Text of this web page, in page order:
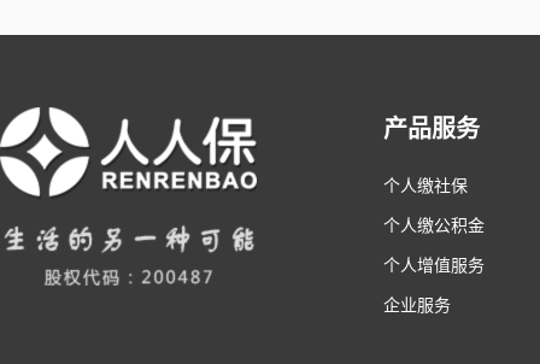
产品服务
个人缴社保
个人缴公积金
个人增值服务
企业服务